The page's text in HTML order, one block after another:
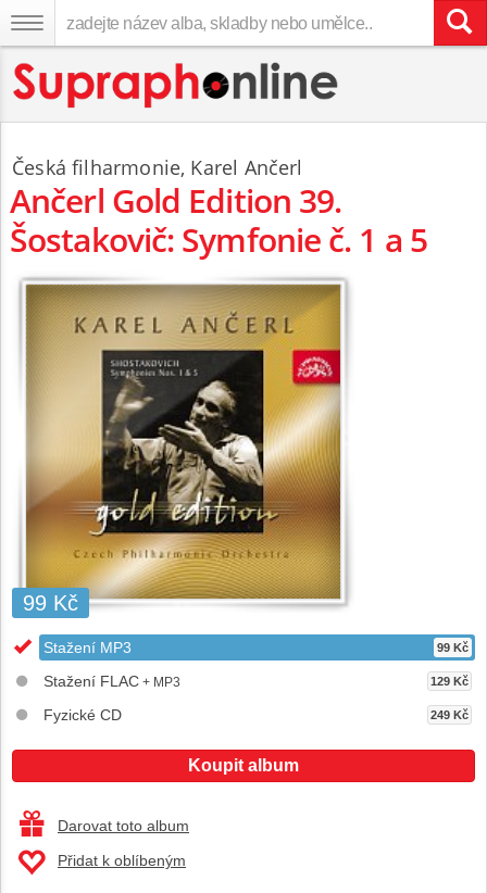
Česká filharmonie, Karel Ančerl
Ančerl Gold Edition 39.
Šostakovič: Symfonie č. 1 a 5
99 Kč
Stažení MP3 99 Kč
Stažení FLAC + MP3 129 Kč
Fyzické CD 249 Kč
Koupit album
Darovat toto album
Přidat k oblíbeným